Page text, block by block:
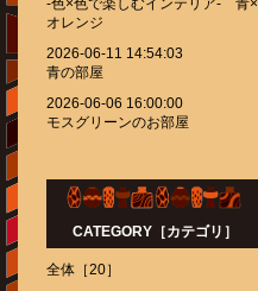
-色×色で楽しむインテリア- 青×
オレンジ
2026-06-11 14:54:03
青の部屋
2026-06-06 16:00:00
モスグリーンのお部屋
CATEGORY［カテゴリ］
全体［20］